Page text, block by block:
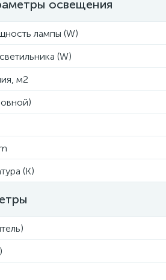
освещения
лампы (W)
(W)
м2
(К)